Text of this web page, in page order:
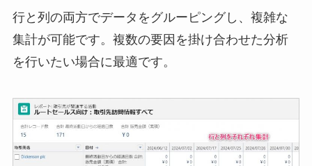
行と列の両方でデータをグルーピングし、複雑な
集計が可能です。複数の要因を掛け合わせた分析
を行いたい場合に最適です。